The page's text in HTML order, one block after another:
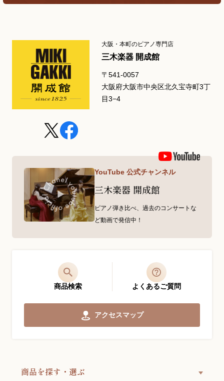
大阪・本町のピアノ専門店
三木楽器 開成館
〒541-0057
大阪府大阪市中央区北久宝寺町3丁
目3−4
YouTube 公式チャンネル
三木楽器 開成館
ピアノ弾き比べ、過去のコンサートな
ど動画で発信中！
商品検索 よくあるご質問
アクセスマップ
商品を探す・選ぶ